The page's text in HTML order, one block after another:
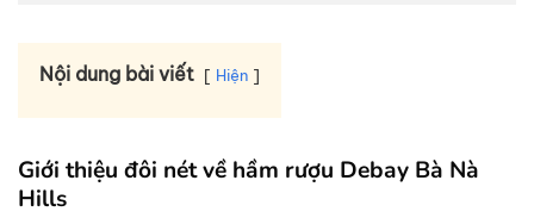
Nội dung bài viết Hiện
Giới thiệu đôi nét về hầm rượu Debay Bà Nà
Hills